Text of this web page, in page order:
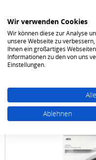
Waschen & Trocknen
Lavamat LR 7
Wir verwenden Cookies
Wir können diese zur Analyse
unsere Webseite zu
Ihnen ein großartiges
Informationen zu den von uns
Einstellungen.
Ablehnen